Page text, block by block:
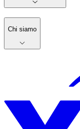
Chi siamo